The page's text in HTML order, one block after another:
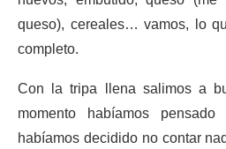
queso), cereales… vamos, lo
completo.
Con la tripa llena salimos a
momento habíamos
habíamos decidido no contar